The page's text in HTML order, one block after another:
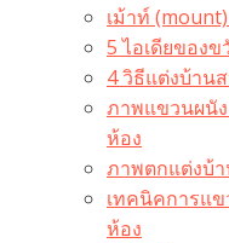
เม้าท์
5 ไอเดียของ
4 วิธีแต่งบ้าน
ภาพแขวนผนั
ห้อง
ภาพตกแต่งบ้
เทคนิคการแ
ห้อง